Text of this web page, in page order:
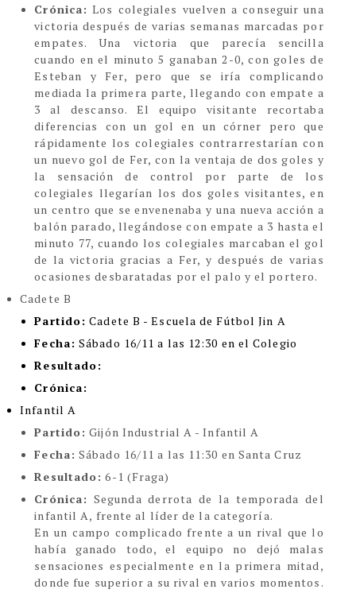
Crónica: Los colegiales vuelven a conseguir una
victoria después de varias semanas marcadas por
empates. Una victoria que parecía sencilla
cuando en el minuto 5 ganaban 2-0, con goles de
Esteban y Fer, pero que se iría complicando
mediada la primera parte, llegando con empate a
3 al descanso. El equipo visitante recortaba
diferencias con un gol en un córner pero que
rápidamente los colegiales contrarrestarían con
un nuevo gol de Fer, con la ventaja de dos goles y
la sensación de control por parte de los
colegiales llegarían los dos goles visitantes, en
un centro que se envenenaba y una nueva acción a
balón parado, llegándose con empate a 3 hasta el
minuto 77, cuando los colegiales marcaban el gol
de la victoria gracias a Fer, y después de varias
ocasiones desbaratadas por el palo y el portero.
Cadete B
Partido: Cadete B - Escuela de Fútbol Jin A
Fecha: Sábado 16/11 a las 12:30 en el Colegio
Resultado:
Crónica:
Infantil A
Partido: Gijón Industrial A - Infantil A
Fecha: Sábado 16/11 a las 11:30 en Santa Cruz
Resultado: 6-1 (Fraga)
Crónica: Segunda derrota de la temporada del
infantil A, frente al líder de la categoría.
En un campo complicado frente a un rival que lo
había ganado todo, el equipo no dejó malas
sensaciones especialmente en la primera mitad,
donde fue superior a su rival en varios momentos.